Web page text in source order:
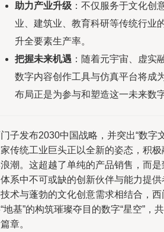
助力产业升级 ：不仅服务于文化创
业、建筑业、教育科研等传统行业
升全要素生产率。
把握未来机遇 ：随着元宇宙、虚实
数字内容创作工具与仿真平台将成
布局正是为参与和塑造这一未来数
子发布2030中国战略，并突出“数字
传统工业巨头正以全新的姿态，积
潮。这超越了单纯的产品销售，而
系中不可或缺的创新伙伴与能力提
术与蓬勃的文化创意需求相结合，
地基”的构筑璀璨夺目的数字“星空”，
章。